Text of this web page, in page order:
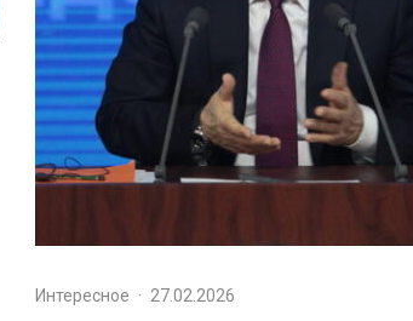
Интересное · 27.02.2026